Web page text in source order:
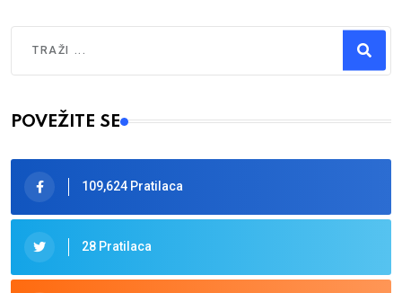
Type 2 or more characters for results.
POVEŽITE SE
109,624 Pratilaca
28 Pratilaca